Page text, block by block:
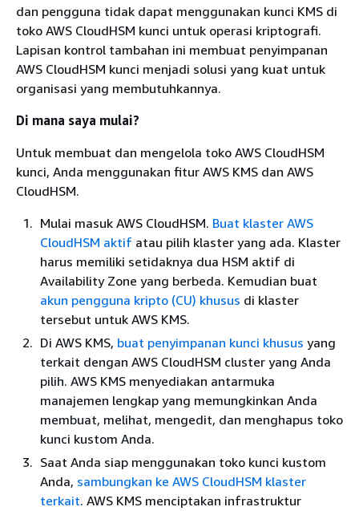
dan pengguna tidak dapat menggunakan kunci KMS di
toko AWS CloudHSM kunci untuk operasi kriptografi.
Lapisan kontrol tambahan ini membuat penyimpanan
AWS CloudHSM kunci menjadi solusi yang kuat untuk
organisasi yang membutuhkannya.
Di mana saya mulai?
Untuk membuat dan mengelola toko AWS CloudHSM
kunci, Anda menggunakan fitur AWS KMS dan AWS
CloudHSM.
Mulai masuk AWS CloudHSM. Buat klaster AWS
CloudHSM aktif atau pilih klaster yang ada. Klaster
harus memiliki setidaknya dua HSM aktif di
Availability Zone yang berbeda. Kemudian buat
akun pengguna kripto (CU) khusus di klaster
tersebut untuk AWS KMS.
Di AWS KMS, buat penyimpanan kunci khusus yang
terkait dengan AWS CloudHSM cluster yang Anda
pilih. AWS KMS menyediakan antarmuka
manajemen lengkap yang memungkinkan Anda
membuat, melihat, mengedit, dan menghapus toko
kunci kustom Anda.
Saat Anda siap menggunakan toko kunci kustom
Anda, sambungkan ke AWS CloudHSM klaster
terkait. AWS KMS menciptakan infrastruktur